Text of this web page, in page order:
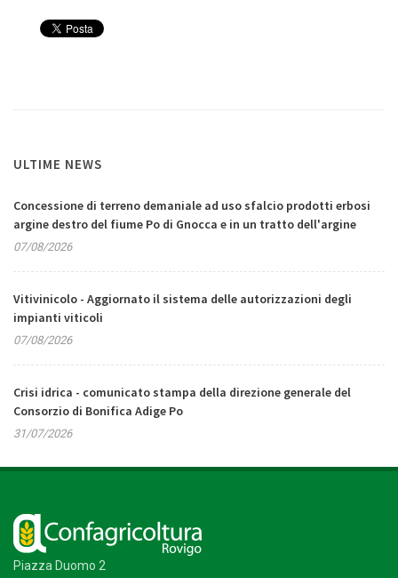
ULTIME NEWS
Concessione di terreno demaniale ad uso sfalcio prodotti erbosi
argine destro del fiume Po di Gnocca e in un tratto dell'argine
07/08/2026
Vitivinicolo - Aggiornato il sistema delle autorizzazioni degli
impianti viticoli
07/08/2026
Crisi idrica - comunicato stampa della direzione generale del
Consorzio di Bonifica Adige Po
31/07/2026
Piazza Duomo 2